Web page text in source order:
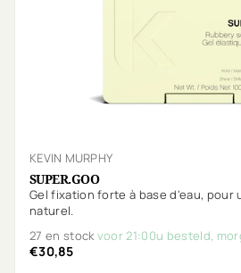
KEVIN MURPHY
SUPER.GOO
Gel fixation forte à base d'eau, pour
naturel.
27 en stockvoor 21:00u besteld,
€30,85